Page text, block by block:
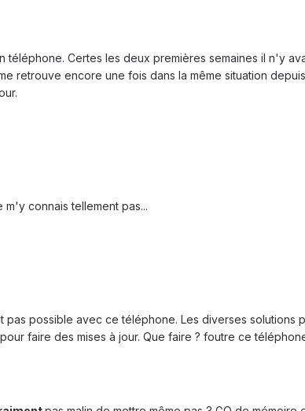
Certes les deux premières semaines il n'y
retrouve encore une fois dans la même situation
connais tellement pas...
possible avec ce téléphone. Les diverses solutions
faire des mises à jour. Que faire ? foutre ce